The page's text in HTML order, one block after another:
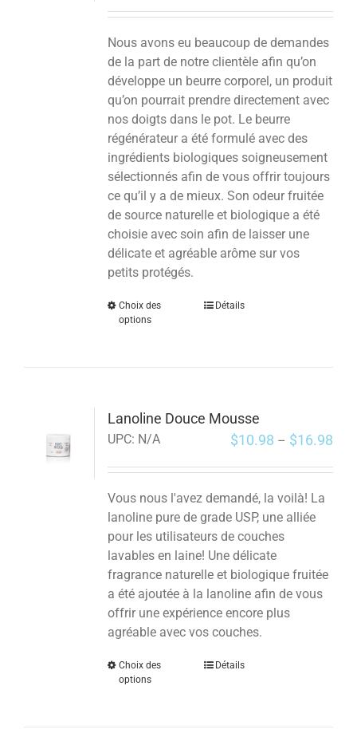
Nous avons eu beaucoup de demandes
de la part de notre clientèle afin qu’on
développe un beurre corporel, un produit
qu’on pourrait prendre directement avec
nos doigts dans le pot. Le beurre
régénérateur a été formulé avec des
ingrédients biologiques soigneusement
sélectionnés afin de vous offrir toujours
ce qu’il y a de mieux. Son odeur fruitée
de source naturelle et biologique a été
choisie avec soin afin de laisser une
délicate et agréable arôme sur vos
petits protégés.
Choix des
options
Détails
Lanoline Douce Mousse
UPC: N/A $10.98 – $16.98
Vous nous l'avez demandé, la voilà! La
lanoline pure de grade USP, une alliée
pour les utilisateurs de couches
lavables en laine! Une délicate
fragrance naturelle et biologique fruitée
a été ajoutée à la lanoline afin de vous
offrir une expérience encore plus
agréable avec vos couches.
Choix des
options
Détails